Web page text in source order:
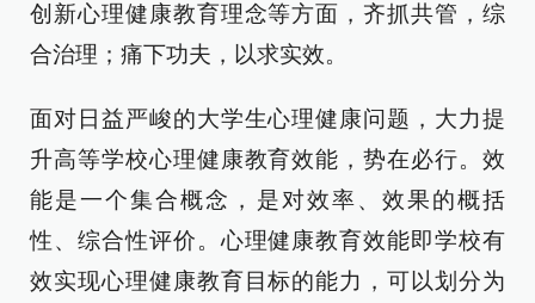
创新心理健康教育理念等方面，齐抓共管，综
合治理；痛下功夫，以求实效。
面对日益严峻的大学生心理健康问题，大力提
升高等学校心理健康教育效能，势在必行。效
能是一个集合概念，是对效率、效果的概括
性、综合性评价。心理健康教育效能即学校有
效实现心理健康教育目标的能力，可以划分为